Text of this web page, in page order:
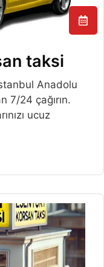
taksi
Anadolu
7/24 çağırın.
ucuz